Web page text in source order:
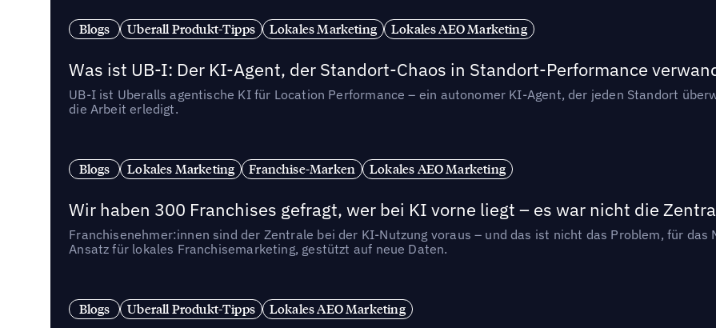
Blogs Uberall Produkt-Tipps Lokales Marketing Lokales AEO Marketing
Was ist UB-I: Der KI-Agent, der Standort-Chaos in Standort-Performance
UB-I ist Uberalls agentische KI für Location Performance – ein autonomer KI-Agent, der jeden Standort
die Arbeit erledigt.
Blogs Lokales Marketing Franchise-Marken Lokales AEO Marketing
Wir haben 300 Franchises gefragt, wer bei KI vorne liegt – es war nicht die
Franchisenehmer:innen sind der Zentrale bei der KI-Nutzung voraus – und das ist nicht das Problem, für
Ansatz für lokales Franchisemarketing, gestützt auf neue Daten.
Blogs Uberall Produkt-Tipps Lokales AEO Marketing